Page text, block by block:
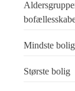
Mindste bolig
Største bolig